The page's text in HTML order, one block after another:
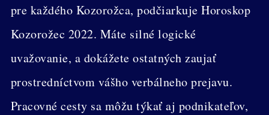
pre každého Kozorožca, podčiarkuje Horoskop
Kozorožec 2022. Máte silné logické
uvažovanie, a dokážete ostatných zaujať
prostredníctvom vášho verbálneho prejavu.
Pracovné cesty sa môžu týkať aj podnikateľov,